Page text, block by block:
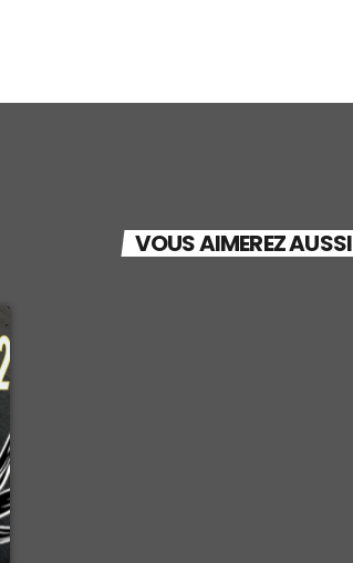
VOUS AIMEREZ AUSSI